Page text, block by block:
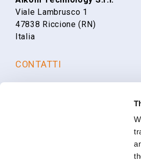
Viale Lambrusco 1
47838 Riccione (RN)
Italia
CONTATTI